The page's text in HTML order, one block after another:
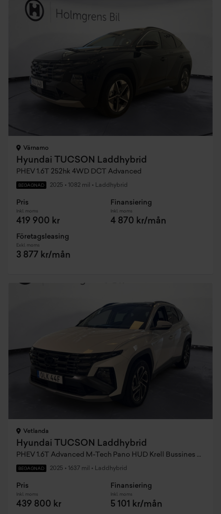
Värnamo
Hyundai TUCSON Laddhybrid
PHEV 1.6T 252hk 4WD DCT Advanced
BEGAGNAD 2025 • 1082 mil • Laddhybrid
Pris
Inkl. moms
419 900 kr
Finansiering
Inkl. moms
4 870 kr/mån
Företagsleasing
Exkl. moms
3 877 kr/mån
Vetlanda
Hyundai TUCSON Laddhybrid
PHEV 1.6T Advanced M-Tech Pano HUD Krell Bussines Edition AWD 252hk
BEGAGNAD 2025 • 1637 mil • Laddhybrid
Pris
Inkl. moms
439 800 kr
Finansiering
Inkl. moms
5 101 kr/mån